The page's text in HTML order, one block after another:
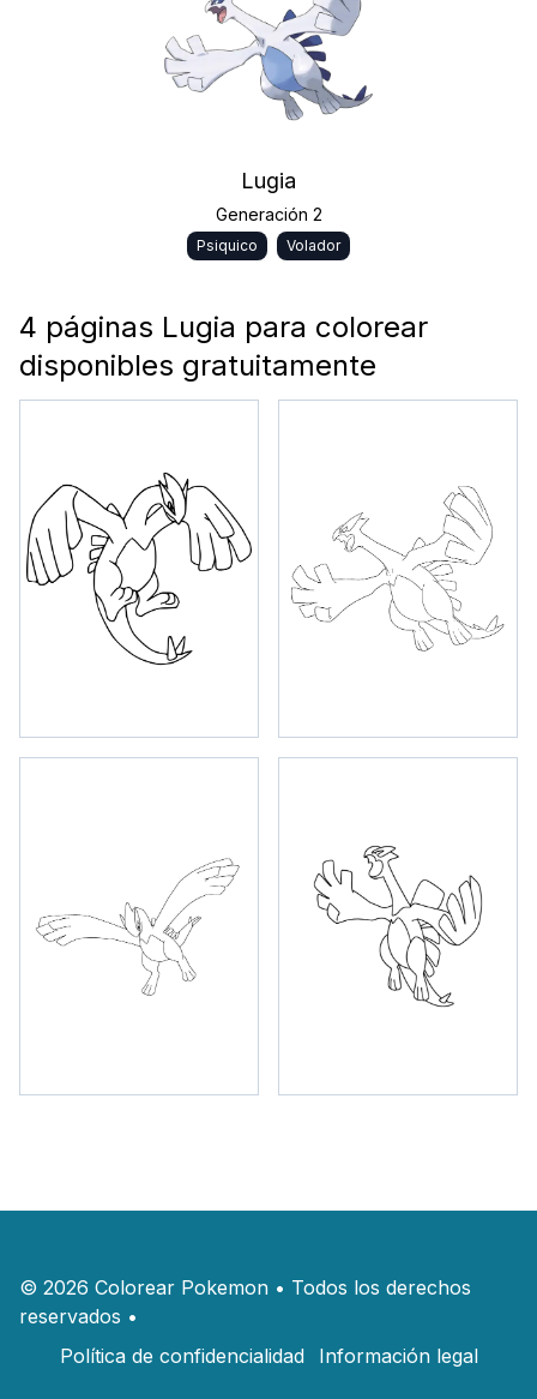
Lugia
Generación 2
Psiquico Volador
4 páginas Lugia para colorear
disponibles gratuitamente
© 2026 Colorear Pokemon • Todos los derechos
reservados •
Política de confidencialidad
Información legal